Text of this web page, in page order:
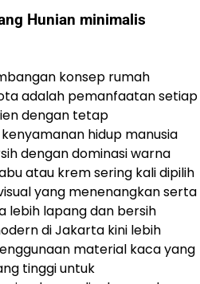
Hunian minimalis
konsep rumah
adalah pemanfaatan setiap
dengan tetap
hidup manusia
dengan dominasi warna
atau krem sering kali dipilih
yang menenangkan serta
lebih lapang dan bersih
di Jakarta kini lebih
material kaca yang
tinggi untuk